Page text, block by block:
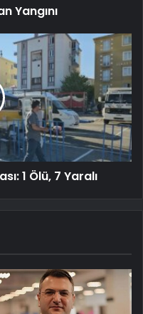
Yangını
1 Ölü, 7 Yaralı